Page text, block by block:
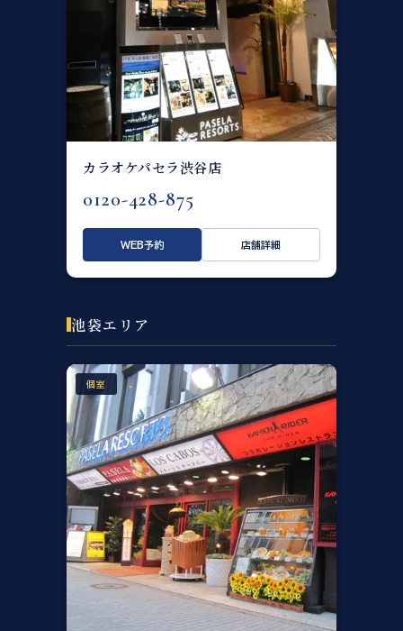
カラオケパセラ渋谷店
0120-428-875
WEB予約 店舗詳細
池袋エリア
個室